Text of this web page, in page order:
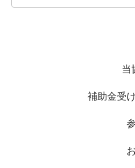
当
補助金受